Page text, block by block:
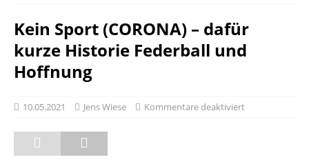
Kein Sport (CORONA) – dafür
kurze Historie Federball und
Hoffnung
10.05.2021 Jens Wiese Kommentare deaktiviert